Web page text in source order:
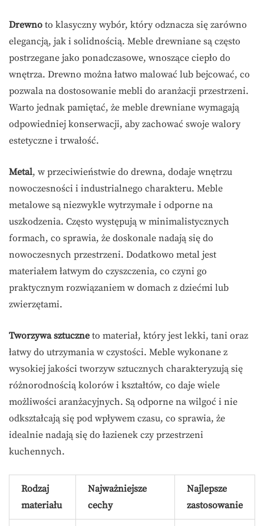
Drewno to klasyczny wybór, który odznacza się zarówno
elegancją, jak i solidnością. Meble drewniane są często
postrzegane jako ponadczasowe, wnoszące ciepło do
wnętrza. Drewno można łatwo malować lub bejcować, co
pozwala na dostosowanie mebli do aranżacji przestrzeni.
Warto jednak pamiętać, że meble drewniane wymagają
odpowiedniej konserwacji, aby zachować swoje walory
estetyczne i trwałość.
Metal, w przeciwieństwie do drewna, dodaje wnętrzu
nowoczesności i industrialnego charakteru. Meble
metalowe są niezwykle wytrzymałe i odporne na
uszkodzenia. Często występują w minimalistycznych
formach, co sprawia, że doskonale nadają się do
nowoczesnych przestrzeni. Dodatkowo metal jest
materiałem łatwym do czyszczenia, co czyni go
praktycznym rozwiązaniem w domach z dziećmi lub
zwierzętami.
Tworzywa sztuczne to materiał, który jest lekki, tani oraz
łatwy do utrzymania w czystości. Meble wykonane z
wysokiej jakości tworzyw sztucznych charakteryzują się
różnorodnością kolorów i kształtów, co daje wiele
możliwości aranżacyjnych. Są odporne na wilgoć i nie
odkształcają się pod wpływem czasu, co sprawia, że
idealnie nadają się do łazienek czy przestrzeni
kuchennych.
Rodzaj
materiału
Najważniejsze
cechy
Najlepsze
zastosowanie